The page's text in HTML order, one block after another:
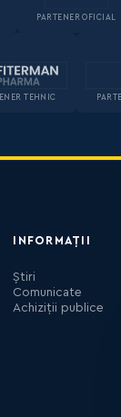
PARTENER OFICIAL
TEHNIC
INFORMAȚII
Știri
Comunicate
Achiziții publice